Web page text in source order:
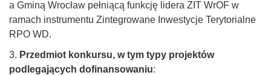
a Gminą Wrocław pełniącą funkcję lidera ZIT WrOF w
ramach instrumentu Zintegrowane Inwestycje Terytorialne
RPO WD.
3. Przedmiot konkursu, w tym typy projektów
podlegających dofinansowaniu: